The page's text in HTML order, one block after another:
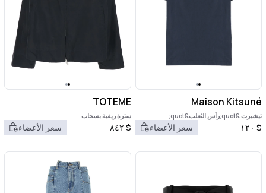
Maison Kitsuné
تيشيرت &quot;رأس الثعلب&quot;
$ ١٢٠ سعر الأعضاء
TOTEME
سترة ريفية بسحاب
$ ٨٤٢ سعر الأعضاء